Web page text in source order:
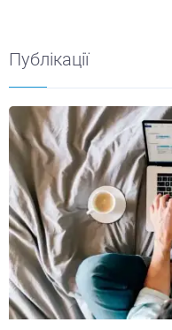
Публікації